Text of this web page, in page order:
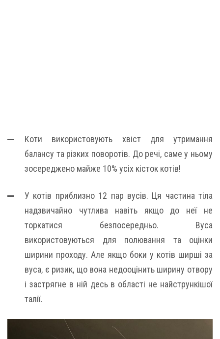
Коти використовують хвіст для утримання
балансу та різких поворотів. До речі, саме у ньому
зосереджено майже 10% усіх кісток котів!
У котів приблизно 12 пар вусів. Ця частина тіла
надзвичайно чутлива навіть якщо до неї не
торкатися безпосередньо. Вуса
використовуються для полювання та оцінки
ширини проходу. Але якщо боки у котів ширші за
вуса, є ризик, що вона недооцінить ширину отвору
і застрягне в ній десь в області не найстрункішої
талії.